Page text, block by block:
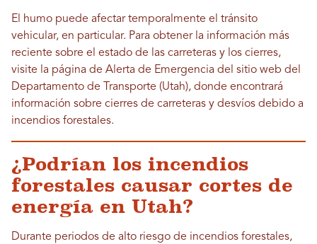
El humo puede afectar temporalmente el tránsito
vehicular, en particular. Para obtener la información más
reciente sobre el estado de las carreteras y los cierres,
visite la página de Alerta de Emergencia del sitio web del
Departamento de Transporte (Utah), donde encontrará
información sobre cierres de carreteras y desvíos debido a
incendios forestales.
¿Podrían los incendios
forestales causar cortes de
energía en Utah?
Durante periodos de alto riesgo de incendios forestales,